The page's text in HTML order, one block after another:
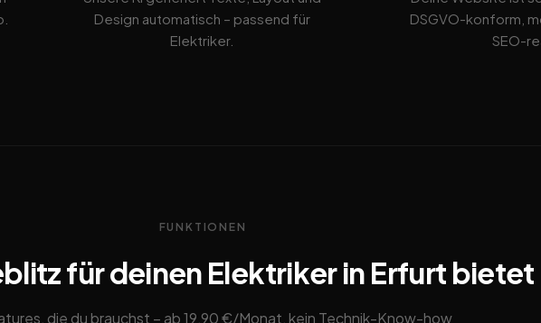
Design automatisch – passend für
Elektriker.
DSGVO-konform,
SEO-
FUNKTIONEN
für deinen Elektriker in Erfurt bietet
die du brauchst – ab 19,90 €/Monat, kein Technik-Know-how